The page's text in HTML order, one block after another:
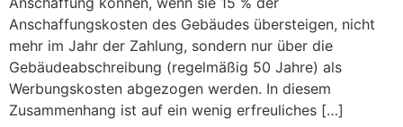
Anschaffungskosten des Gebäudes übersteigen, nicht
mehr im Jahr der Zahlung, sondern nur über die
Gebäudeabschreibung (regelmäßig 50 Jahre) als
Werbungskosten abgezogen werden. In diesem
Zusammenhang ist auf ein wenig erfreuliches […]